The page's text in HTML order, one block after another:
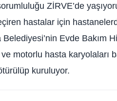
ZİRVE’de
hastalar için
Evde Bakım
ve motorlu hasta karyolaları
kuruluyor.